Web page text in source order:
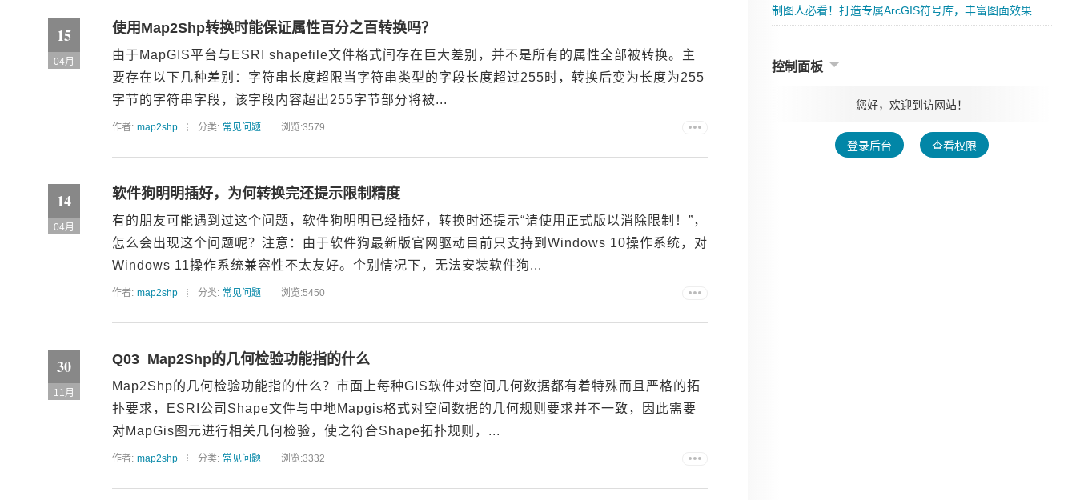
15
04月
使用Map2Shp转换时能保证属性百分之百转换吗？
由于MapGIS平台与ESRI shapefile文件格式间存在巨大差别，并不是所有的属性全部被转换。主
要存在以下几种差别：字符串长度超限当字符串类型的字段长度超过255时，转换后变为长度为255
字节的字符串字段，该字段内容超出255字节部分将被...
作者: map2shp 分类: 常见问题 浏览:3579
14
04月
软件狗明明插好，为何转换完还提示限制精度
有的朋友可能遇到过这个问题，软件狗明明已经插好，转换时还提示“请使用正式版以消除限制！”，
怎么会出现这个问题呢？注意：由于软件狗最新版官网驱动目前只支持到Windows 10操作系统，对
Windows 11操作系统兼容性不太友好。个别情况下，无法安装软件狗...
作者: map2shp 分类: 常见问题 浏览:5450
30
11月
Q03_Map2Shp的几何检验功能指的什么
Map2Shp的几何检验功能指的什么？市面上每种GIS软件对空间几何数据都有着特殊而且严格的拓
扑要求，ESRI公司Shape文件与中地Mapgis格式对空间数据的几何规则要求并不一致，因此需要
对MapGis图元进行相关几何检验，使之符合Shape拓扑规则，...
作者: map2shp 分类: 常见问题 浏览:3332
控制面板
您好，欢迎到访网站！
登录后台 查看权限